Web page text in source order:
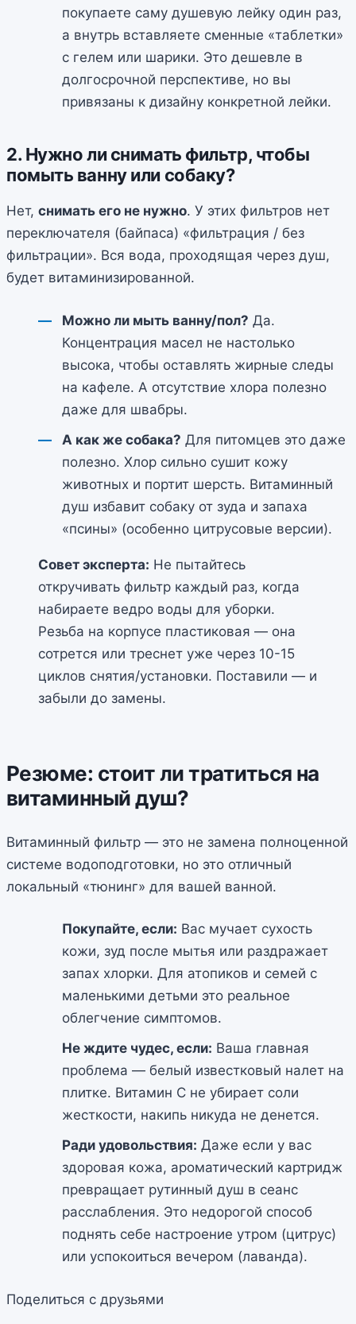
покупаете саму душевую лейку один раз,
а внутрь вставляете сменные «таблетки»
с гелем или шарики. Это дешевле в
долгосрочной перспективе, но вы
привязаны к дизайну конкретной лейки.
2. Нужно ли снимать фильтр, чтобы
помыть ванну или собаку?
Нет, снимать его не нужно. У этих фильтров нет
переключателя (байпаса) «фильтрация / без
фильтрации». Вся вода, проходящая через душ,
будет витаминизированной.
Можно ли мыть ванну/пол? Да.
Концентрация масел не настолько
высока, чтобы оставлять жирные следы
на кафеле. А отсутствие хлора полезно
даже для швабры.
А как же собака? Для питомцев это даже
полезно. Хлор сильно сушит кожу
животных и портит шерсть. Витаминный
душ избавит собаку от зуда и запаха
«псины» (особенно цитрусовые версии).
Совет эксперта: Не пытайтесь
откручивать фильтр каждый раз, когда
набираете ведро воды для уборки.
Резьба на корпусе пластиковая — она
сотрется или треснет уже через 10-15
циклов снятия/установки. Поставили — и
забыли до замены.
Резюме: стоит ли тратиться на
витаминный душ?
Витаминный фильтр — это не замена полноценной
системе водоподготовки, но это отличный
локальный «тюнинг» для вашей ванной.
Покупайте, если: Вас мучает сухость
кожи, зуд после мытья или раздражает
запах хлорки. Для атопиков и семей с
маленькими детьми это реальное
облегчение симптомов.
Не ждите чудес, если: Ваша главная
проблема — белый известковый налет на
плитке. Витамин С не убирает соли
жесткости, накипь никуда не денется.
Ради удовольствия: Даже если у вас
здоровая кожа, ароматический картридж
превращает рутинный душ в сеанс
расслабления. Это недорогой способ
поднять себе настроение утром (цитрус)
или успокоиться вечером (лаванда).
Поделиться с друзьями